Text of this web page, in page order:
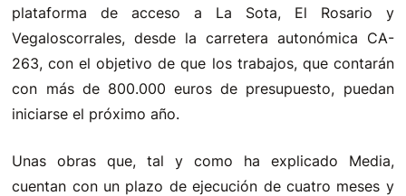
plataforma de acceso a La Sota, El Rosario y
Vegaloscorrales, desde la carretera autonómica CA-
263, con el objetivo de que los trabajos, que contarán
con más de 800.000 euros de presupuesto, puedan
iniciarse el próximo año.
Unas obras que, tal y como ha explicado Media,
cuentan con un plazo de ejecución de cuatro meses y